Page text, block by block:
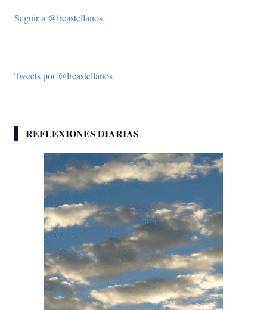
Seguir a @lrcastellanos
Tweets por @lrcastellanos
REFLEXIONES DIARIAS